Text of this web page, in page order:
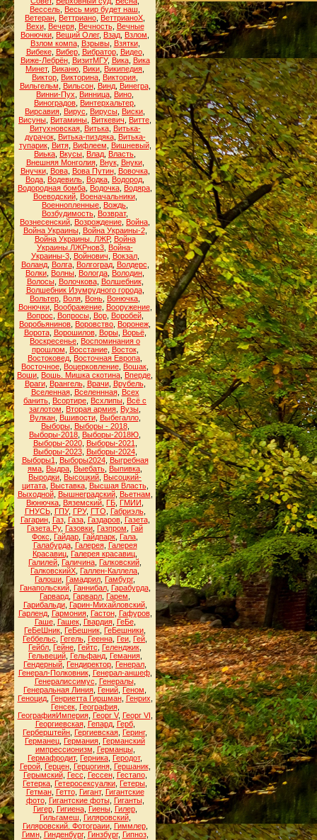
Вессель Весь мир будет наш
Ветеран Веттриано ВеттрианоХ
Вехи, Вечеря, Вечность, Вечные
Вонючки Вещий Олег, Взад Взлом
Взлом компа, Взрывы, Взятки,
Вибеке, Вибер, Вибратор, Видео,
Виже-Лебрён, ВизитМГУ, Вика, Вика
Минет, Виканю Вики Википедия
Виктор Викторина Виктория
Вильгельм
Вильсон, Винд, Винегра,
Винни-Пух
Винница Вино
Виноградов Винтерхальтер
Вирсавия Вирус Вирусы Виски
Висуны Витамины Виткевич Витте
Витухновская, Витька, Витька-
дурачок, Витька-пиздяка, Витька-
тупарик, Витя, Вифлеем Вишневый,
Виька Вкусы Влад Власть
Внешняя Монголия, Внук, Внуки,
Внучки, Вова, Вова Путин, Вовочка,
Вода Водевиль Водка Водород
Водородная бомба Водочка Водяра
Воеводский, Военачальники,
Военнопленные Вождь
Возбудимость Возврат,
Вознесенский Возрождение Война
Война Украины, Война Украины-2,
Война Украины. ЛЖР, Война
Украины.ЛЖРнов3 Война-
Украины-3, Войнович Вокзал,
Воланд, Волга, Волгоград, Волдерс
Волки Волны Вологда Володин
Волосы, Волочкова, Волшебник,
Волшебник Изумрудного города,
Вольтер Воля Вонь Вонючка
Вонючки, Воображение, Вооружение,
Вопрос
Вопросы, Вор, Воробей,
Воробьянинов Воровство Воронеж
Ворота, Ворошилов, Воры, Ворьё,
Воскресенье Воспоминания о
прошлом
Восстание, Восток,
Востоковед Восточная Европа
Восточное Воцерковление Вошак
Воши Вошь. Мишка скотина Вперде
Враги, Врангель, Врачи, Врубель,
Вселенная, Вселеннная, Всех
банить Всортире Всхлипы Всё с
заглотом
Вторая армия Вузы
Вулкан, Вшивости, Выбегалло,
Выборы, Выборы - 2018,
Выборы-2018 Выборы-2018Ю
Выборы-2020, Выборы-2021
Выборы-2023, Выборы-2024,
Выборы1
Выборы2024, Выгребная
яма Выдра Выебать Выпивка
Выродки Высоцкий Высоцкий-
цитата, Выставка, Высшая Власть,
Выходной, Вышнеградский, Вьетнам
Вюнючка Вяземский ГБ ГМИИ
ГНУСЬ, ГПУ, ГРУ, ГТО Габриэль,
Гагарин, Газ, Газа, Газдаров, Газета,
Газета.Ру, Газовки Газпром
Гай
Фокс
Гайдар Гайдпарк Гала
Галабурда, Галерея, Галерея
Красавиц Галерея красавиц
Галилей Галичина Галковский
ГалковскийХ Галлен-Каллела
Галоши Гамадрил Гамбург,
Ганапольский, Ганнибал, Гарабурда,
Гарвард Гарварл Гарем
Гарибальди, Гарин-Михайловский,
Гарленд, Гармония, Гастон, Гафуров,
Гаше, Гашек, Гвардия, ГеБе,
ГеБеШник ГеБешник ГеБешники
Геббельс
Гегель Геенна Геи Гей
Гейбл Гейне Гейтс Геленджик
Гельвеций, Гельфанд, Гемания,
Гендерный Гендиректор Генерал
Генерал-Полковник, Генерал-аншеф,
Генералиссимус
Генералы,
Генеральная Линия Гений Геном
Геноцид, Генриетта Гиршман, Генрих
Генсек, География,
ГеографияИмперия, Георг V, Георг VI
Георгиевская, Гепард, Герб,
Герберштейн Гергиевская Геринг,
Германец Германия Германский
импрессионизм
Германцы,
Гермафродит, Герника Геродот,
Герой, Герцен, Герцогиня, Гершаник,
Герымский, Гесс Гессен, Гестапо,
Гетерка Гетеросексуалки Гетеры
Гетман, Гетто, Гигант, Гигантские
фото, Гигантские фоты, Гиганты,
Гигер, Гигиена, Гиены, Гилер,
Гильгамеш
Гиляровский,
Гиляровский. Фотограии, Гиммлер,
Гимн, Гинденбург, Гинзбург, Гипноз,